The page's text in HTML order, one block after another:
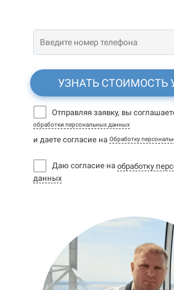
УЗНАТЬ СТОИМОСТЬ
Отправляя заявку, вы
обработки персональных данных
и даете согласие на Обработку
Даю согласие на обработку
данных